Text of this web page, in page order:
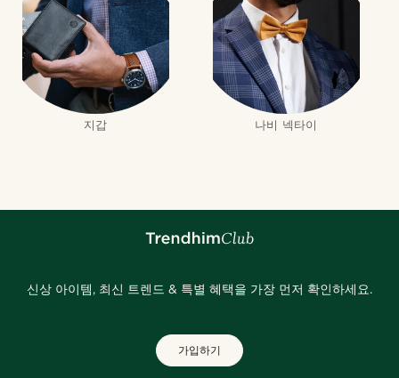
지갑 나비 넥타이
신상 아이템, 최신 트렌드 & 특별 혜택을 가장 먼저 확인하세요.
가입하기